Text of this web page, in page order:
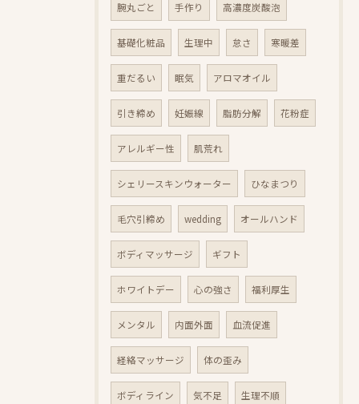
腕丸ごと 手作り 高濃度炭酸泡
基礎化粧品 生理中 怠さ 寒暖差
重だるい 眠気 アロマオイル
引き締め 妊娠線 脂肪分解 花粉症
アレルギー性 肌荒れ
シェリースキンウォーター ひなまつり
毛穴引締め wedding オールハンド
ボディマッサージ ギフト
ホワイトデー 心の強さ 福利厚生
メンタル 内面外面 血流促進
経絡マッサージ 体の歪み
ボディライン 気不足 生理不順